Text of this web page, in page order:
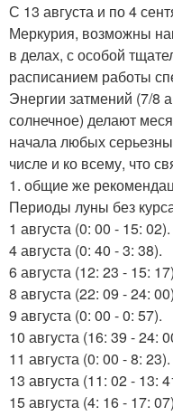
С 13 августа и по 4
Меркурия, возможны
в делах, с особой
расписанием работы
Энергии затмений (7/8
солнечное) делают
начала любых
числе и ко всему, что
1. общие же
Периоды луны без
1 августа (0: 00 - 15: 02).
4 августа (0: 40 - 3: 38).
6 августа (12: 23 - 15:
8 августа (22: 09 - 24:
9 августа (0: 00 - 0: 57).
10 августа (16: 39 - 24:
11 августа (0: 00 - 8: 23).
13 августа (11: 02 - 13:
15 августа (4: 16 - 17: